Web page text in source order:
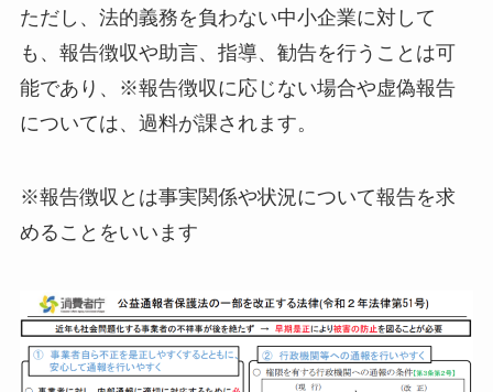
ただし、法的義務を負わない中小企業に対して
も、報告徴収や助言、指導、勧告を行うことは可
能であり、※報告徴収に応じない場合や虚偽報告
については、過料が課されます。
※報告徴収とは事実関係や状況について報告を求
めることをいいます